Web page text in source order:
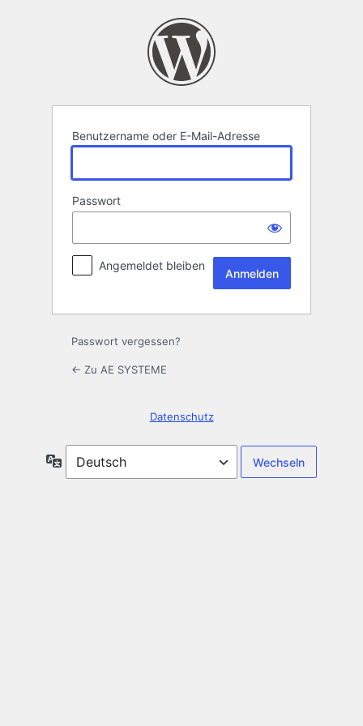
Benutzername oder E-Mail-Adresse
Passwort
Angemeldet bleiben
Passwort vergessen?
← Zu AE SYSTEME
Datenschutz
Sprache